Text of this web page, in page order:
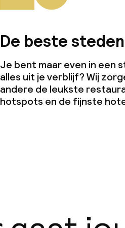
De beste
Je bent maar even in een
alles uit je verblijf? Wij
andere de leukste
hotspots en de fijnste